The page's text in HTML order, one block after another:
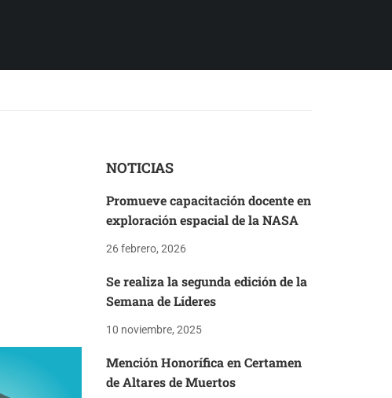
NOTICIAS
Promueve capacitación docente en
exploración espacial de la NASA
26 febrero, 2026
Se realiza la segunda edición de la
Semana de Líderes
10 noviembre, 2025
Mención Honorífica en Certamen
de Altares de Muertos